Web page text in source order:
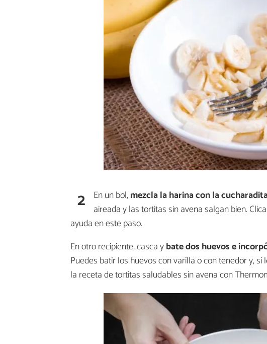
2 En un bol,mezcla la harina con la
aireada y las tortitas sin avena salgan bien.
ayuda en este paso.
En otro recipiente, casca ybate dos huevos e
Puedes batir los huevos con varilla o con tenedor y,
la receta de tortitas saludables sin avena con